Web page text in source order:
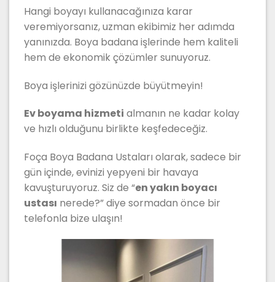
Hangi boyayı kullanacağınıza karar
veremiyorsanız, uzman ekibimiz her adımda
yanınızda. Boya badana işlerinde hem kaliteli
hem de ekonomik çözümler sunuyoruz.
Boya işlerinizi gözünüzde büyütmeyin!
Ev boyama hizmeti almanın ne kadar kolay
ve hızlı olduğunu birlikte keşfedeceğiz.
Foça Boya Badana Ustaları olarak, sadece bir
gün içinde, evinizi yepyeni bir havaya
kavuşturuyoruz. Siz de “en yakın boyacı
ustası nerede?” diye sormadan önce bir
telefonla bize ulaşın!